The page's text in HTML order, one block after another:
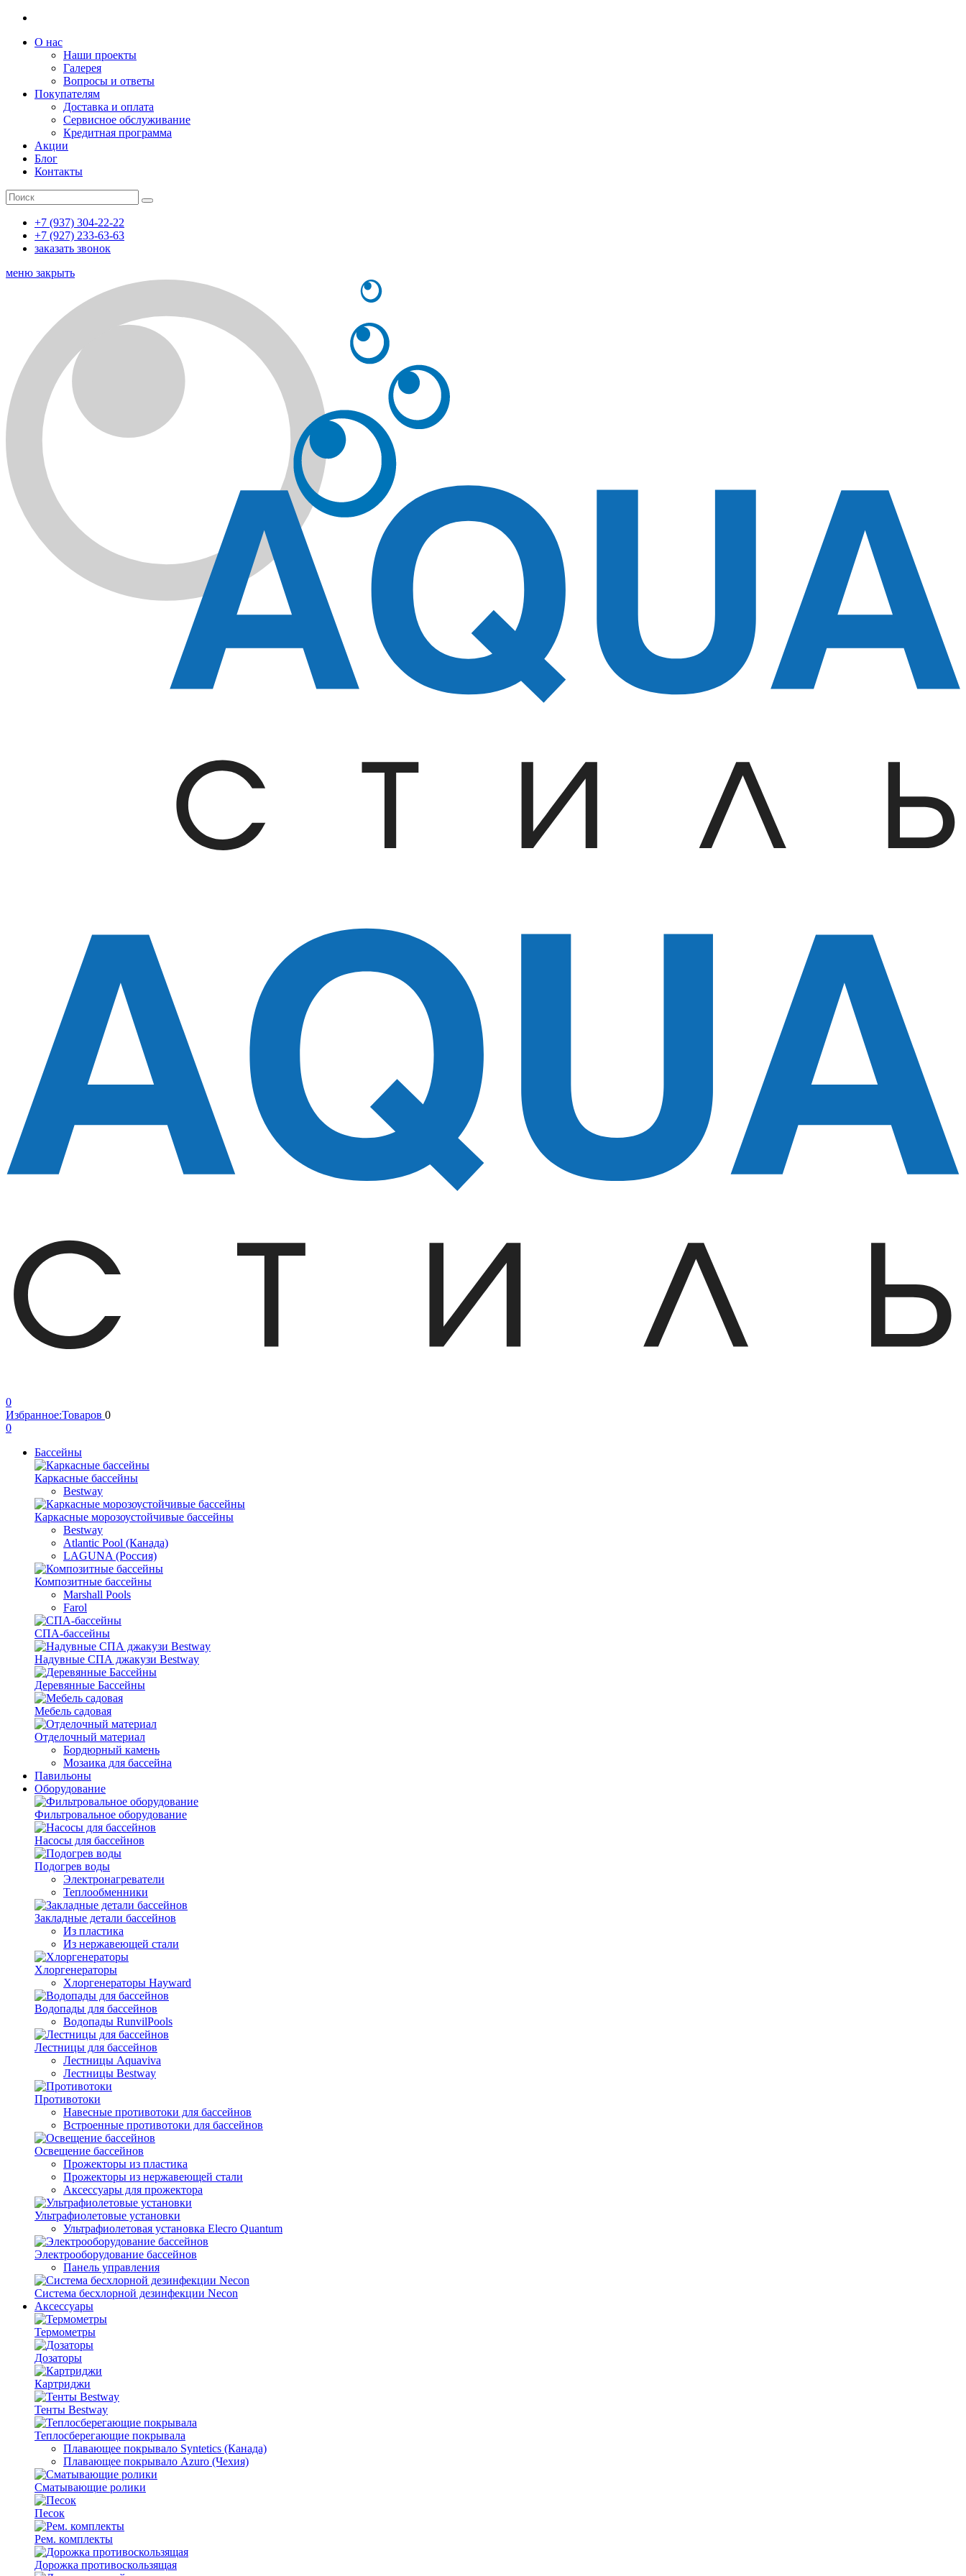
О нас
Наши проекты
Галерея
Вопросы и ответы
Покупателям
Доставка и оплата
Сервисное обслуживание
Кредитная программа
Акции
Блог
Контакты
+7 (937) 304-22-22
+7 (927) 233-63-63
заказать звонок
меню закрыть
0
Избранное:Товаров 0
0
Бассейны
Каркасные бассейны
Bestway
Каркасные морозоустойчивые бассейны
Bestway
Atlantic Pool (Канада)
LAGUNA (Россия)
Композитные бассейны
Marshall Pools
Farol
СПА-бассейны
Надувные СПА джакузи Bestway
Деревянные Бассейны
Мебель садовая
Отделочный материал
Бордюрный камень
Мозаика для бассейна
Павильоны
Оборудование
Фильтровальное оборудование
Насосы для бассейнов
Подогрев воды
Электронагреватели
Теплообменники
Закладные детали бассейнов
Из пластика
Из нержавеющей стали
Хлоргенераторы
Хлоргенераторы Hayward
Водопады для бассейнов
Водопады RunvilPools
Лестницы для бассейнов
Лестницы Aquaviva
Лестницы Bestway
Противотоки
Навесные противотоки для бассейнов
Встроенные противотоки для бассейнов
Освещение бассейнов
Прожекторы из пластика
Прожекторы из нержавеющей стали
Аксессуары для прожектора
Ультрафиолетовые установки
Ультрафиолетовая установка Elecro Quantum
Электрооборудование бассейнов
Панель управления
Система бесхлорной дезинфекции Necon
Аксессуары
Термометры
Дозаторы
Картриджи
Тенты Bestway
Теплосберегающие покрывала
Плавающее покрывало Syntetics (Канада)
Плавающее покрывало Azuro (Чехия)
Сматывающие ролики
Песок
Рем. комплекты
Дорожка противоскользящая